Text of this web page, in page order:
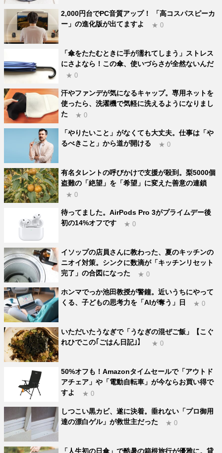
2,000円台でPC音質アップ！ 「高コスパスピーカ
ー」の進化版が出てますよ
★ 0
「傘をたたむときに手が濡れてしまう」ストレス
にさよなら！この傘、使いづらさが全然ないんだ
★ 0
汗やファンデが気になるキャップ。専用ネットを
使ったら、洗濯機で気軽に洗えるようになりまし
た
★ 0
「やりたいこと」がなくても大丈夫。仕事は「や
るべきこと」から道が開ける
★ 0
有名タレントの呼びかけで支援が殺到。梨5000個
盗難の「絶望」を「希望」に変えた善意の連鎖
★ 0
待ってました。AirPods Pro 3がプライムデー後
初の14%オフです
★ 0
イソップの店員さんに教わった、夏のキッチンの
ニオイ対策。シンクに数滴が「キッチンリセット
完了」の合図になった
★ 0
ホンマでっか池田教授が警鐘。近いうちにやって
くる、子どもの思考力を「AIが奪う」日
★ 0
いただいたうなぎで「うなぎの混ぜご飯」【こぐ
れひでこの｢ごはん日記｣】
★ 0
50%オフも！Amazonタイムセールで「アウトド
アチェア」や「電動自転車」が今ならお買い得で
すよ
★ 0
しつこい黒カビ、遂に決着。垂れない「プロ御用
達の漂白ゲル」が救世主だった
★ 0
「人生初の日傘」で酷暑の箱根旅行が優雅に。貸